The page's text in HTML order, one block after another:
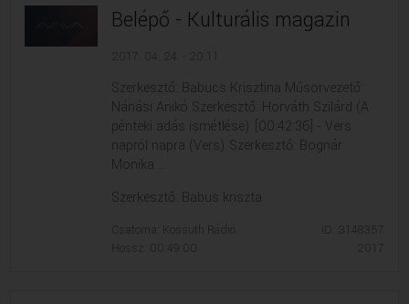
Belépő - Kulturális magazin
2017. 04. 24. - 20:11
Szerkesztő: Babucs Krisztina Műsorvezető:
Nánási Anikó Szerkesztő: Horváth Szilárd (A
pénteki adás ismétlése) [00:42:36] - Vers
napról napra (Vers) Szerkesztő: Bognár
Monika ...
Szerkesztő: Babus kriszta
Csatorna: Kossuth Rádió
Hossz: 00:49:00
ID: 3148357
2017